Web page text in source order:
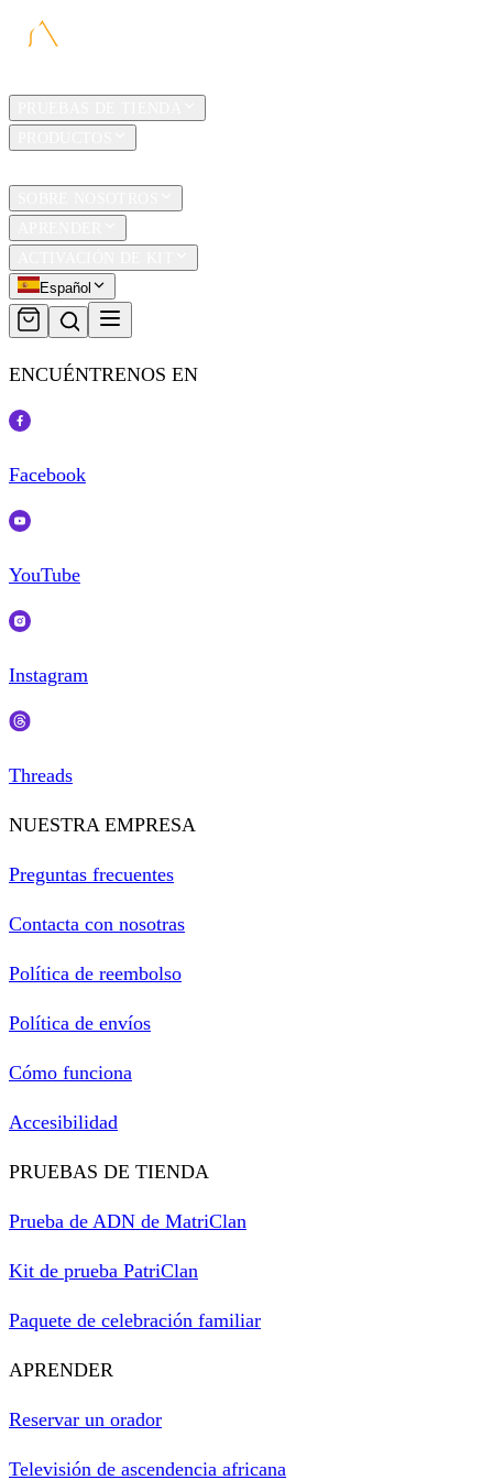
Español
ENCUÉNTRENOS EN
Facebook
YouTube
Instagram
Threads
NUESTRA EMPRESA
Preguntas frecuentes
Contacta con nosotras
Política de reembolso
Política de envíos
Cómo funciona
Accesibilidad
PRUEBAS DE TIENDA
Prueba de ADN de MatriClan
Kit de prueba PatriClan
Paquete de celebración familiar
APRENDER
Reservar un orador
Televisión de ascendencia africana